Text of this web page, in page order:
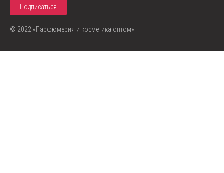
© 2022 «Парфюмерия и косметика оптом»